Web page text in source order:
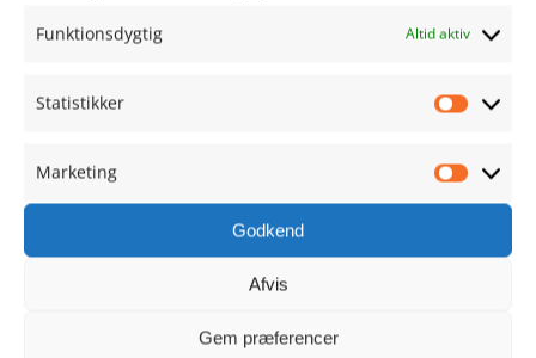
Funktionsdygtig Altid aktiv
Statistikker
Marketing
Godkend
Afvis
Gem præferencer
Tlf. 9390 1021
Cvr.nr.: 28480628
NAVIGATION